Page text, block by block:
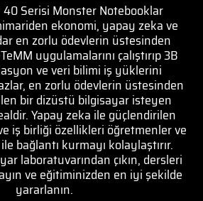
40 Serisi Monster Notebooklar
ekonomi, yapay zeka ve
en zorlu ödevlerin üstesinden
uygulamalarını çalıştırıp 3B
ve veri bilimi iş yüklerini
en zorlu ödevlerin üstesinden
bir dizüstü bilgisayar isteyen
Yapay zeka ile güçlendirilen
iş birliği özellikleri öğretmenler ve
bağlantı kurmayı kolaylaştırır.
laboratuvarından çıkın, dersleri
ve eğitiminizden en iyi şekilde
yararlanın.